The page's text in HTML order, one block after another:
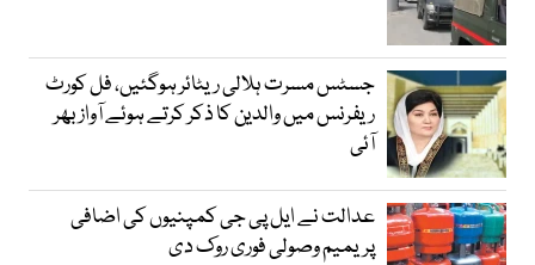
جسٹس مسرت ہلالی ریٹائر ہوگئیں، فل کورٹ
ریفرنس میں والدین کا ذکر کرتے ہوئے آواز بھر
آئی
عدالت نے ایل پی جی کمپنیوں کی اضافی
پریمیم وصولی فوری روک دی